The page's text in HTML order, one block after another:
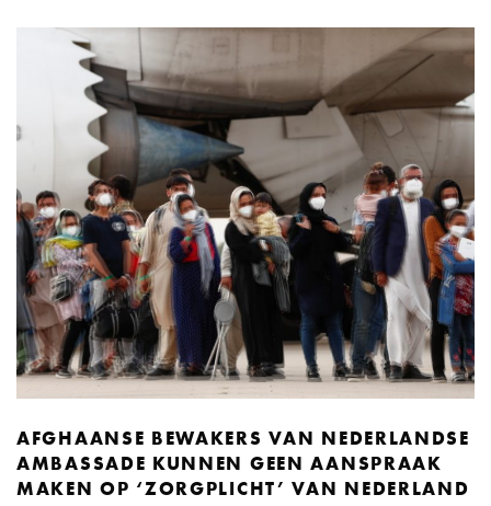
AFGHAANSE BEWAKERS VAN NEDERLANDSE
AMBASSADE KUNNEN GEEN AANSPRAAK
MAKEN OP ‘ZORGPLICHT’ VAN NEDERLAND